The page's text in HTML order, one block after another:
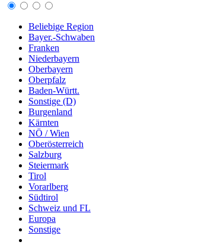
Beliebige Region
Bayer.-Schwaben
Franken
Niederbayern
Oberbayern
Oberpfalz
Baden-Württ.
Sonstige (D)
Burgenland
Kärnten
NÖ / Wien
Oberösterreich
Salzburg
Steiermark
Tirol
Vorarlberg
Südtirol
Schweiz und FL
Europa
Sonstige